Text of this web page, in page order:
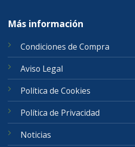
Más información
Condiciones de Compra
Aviso Legal
Política de Cookies
Política de Privacidad
Noticias